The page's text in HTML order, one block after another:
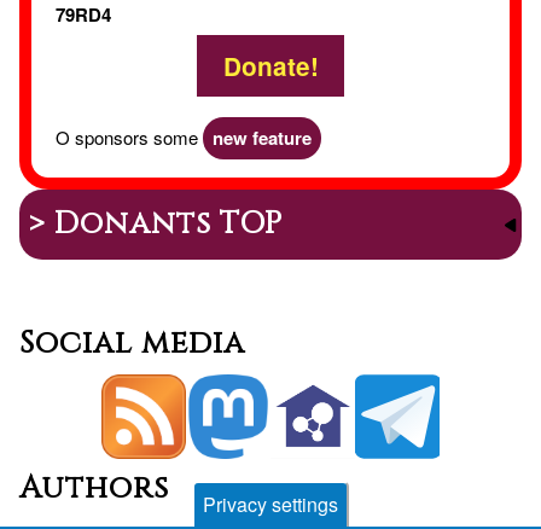
79RD4
Donate!
O sponsors some new feature
> Donants TOP
Social media
Authors Privacy settings